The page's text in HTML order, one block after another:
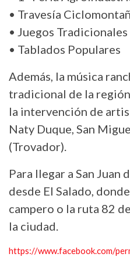
• Travesía
• Juegos Tradicionales
• Tablados Populares
Además, la música
tradicional de la
la intervención de
Naty Duque, San
(Trovador).
Para llegar a San Juan
desde El Salado,
campero o la ruta 82
la ciudad.
https://www.facebook.com/